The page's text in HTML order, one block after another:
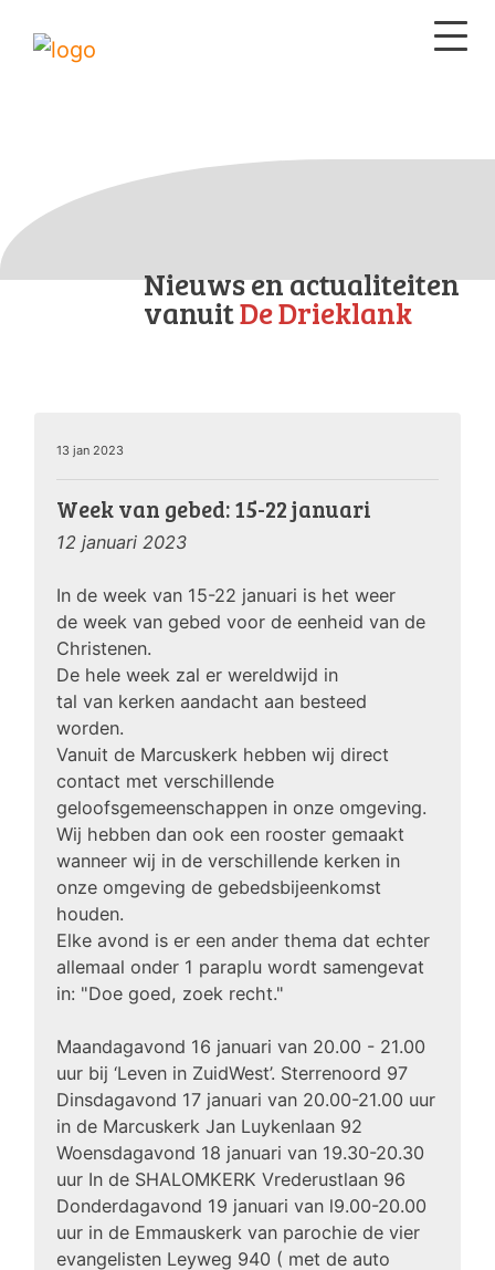
Nieuws en actualiteiten
vanuitDe Drieklank
13 jan 2023
Week van gebed: 15-22 januari
12 januari 2023
In de week van 15-22 januari is het weer
de week van gebed voor de eenheid van de
Christenen.
De hele week zal er wereldwijd in
tal van kerken aandacht aan besteed
worden.
Vanuit de Marcuskerk hebben wij direct
contact met verschillende
geloofsgemeenschappen in onze omgeving.
Wij hebben dan ook een rooster gemaakt
wanneer wij in de verschillende kerken in
onze omgeving de gebedsbijeenkomst
houden.
Elke avond is er een ander thema dat echter
allemaal onder 1 paraplu wordt samengevat
in: "Doe goed, zoek recht."
Maandagavond 16 januari van 20.00 - 21.00
uur bij ‘Leven in ZuidWest’. Sterrenoord 97
Dinsdagavond 17 januari van 20.00-21.00 uur
in de Marcuskerk Jan Luykenlaan 92
Woensdagavond 18 januari van 19.30-20.30
uur In de SHALOMKERK Vrederustlaan 96
Donderdagavond 19 januari van l9.00-20.00
uur in de Emmauskerk van parochie de vier
evangelisten Leyweg 940 ( met de auto